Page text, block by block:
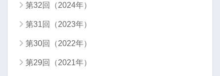
第32回（2024年）
第31回（2023年）
第30回（2022年）
第29回（2021年）